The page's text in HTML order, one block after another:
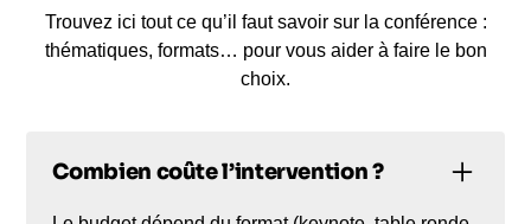
Trouvez ici tout ce qu’il faut savoir sur la conférence :
thématiques, formats… pour vous aider à faire le bon
choix.
Combien coûte l’intervention ?